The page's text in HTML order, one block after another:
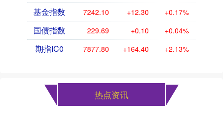
基金指数 7242.10 +12.30 +0.17%
国债指数 229.69 +0.10 +0.04%
期指IC0 7877.80 +164.40 +2.13%
热点资讯